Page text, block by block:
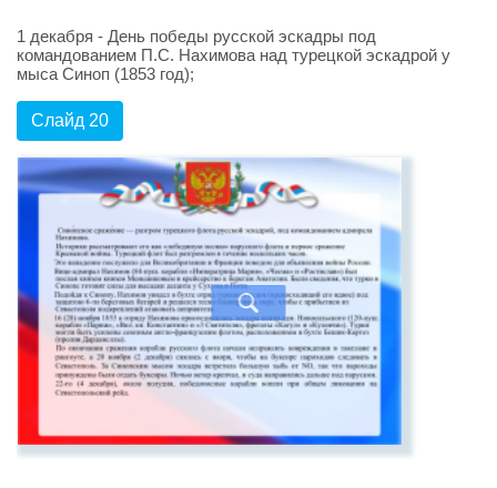
1 декабря - День победы русской эскадры под
командованием П.С. Нахимова над турецкой эскадрой у
мыса Синоп (1853 год);
Слайд 20